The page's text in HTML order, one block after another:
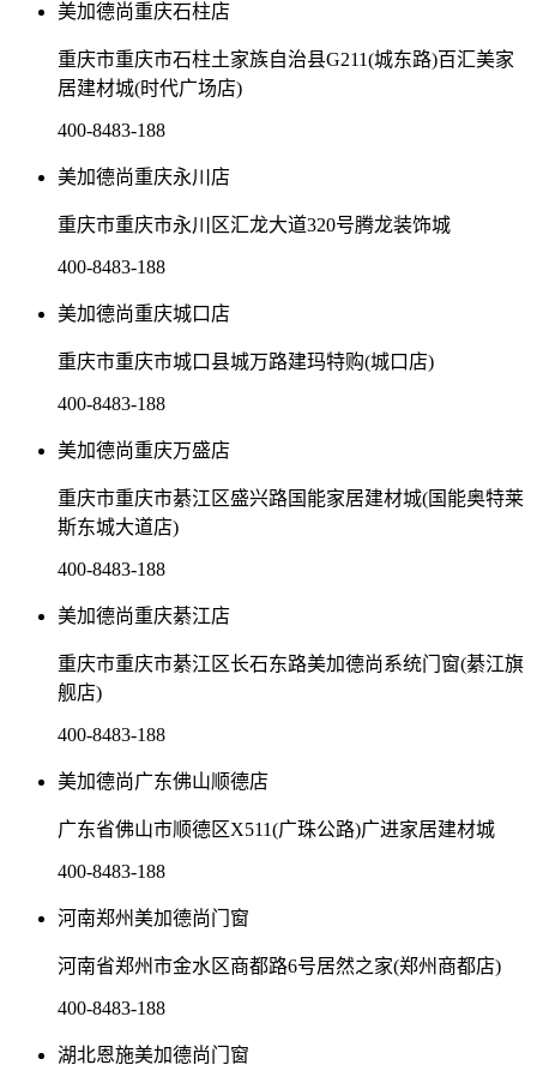
美加德尚重庆石柱店
重庆市重庆市石柱土家族自治县G211(城东路)百汇美家
居建材城(时代广场店)
400-8483-188
美加德尚重庆永川店
重庆市重庆市永川区汇龙大道320号腾龙装饰城
400-8483-188
美加德尚重庆城口店
重庆市重庆市城口县城万路建玛特购(城口店)
400-8483-188
美加德尚重庆万盛店
重庆市重庆市綦江区盛兴路国能家居建材城(国能奥特莱
斯东城大道店)
400-8483-188
美加德尚重庆綦江店
重庆市重庆市綦江区长石东路美加德尚系统门窗(綦江旗
舰店)
400-8483-188
美加德尚广东佛山顺德店
广东省佛山市顺德区X511(广珠公路)广进家居建材城
400-8483-188
河南郑州美加德尚门窗
河南省郑州市金水区商都路6号居然之家(郑州商都店)
400-8483-188
湖北恩施美加德尚门窗